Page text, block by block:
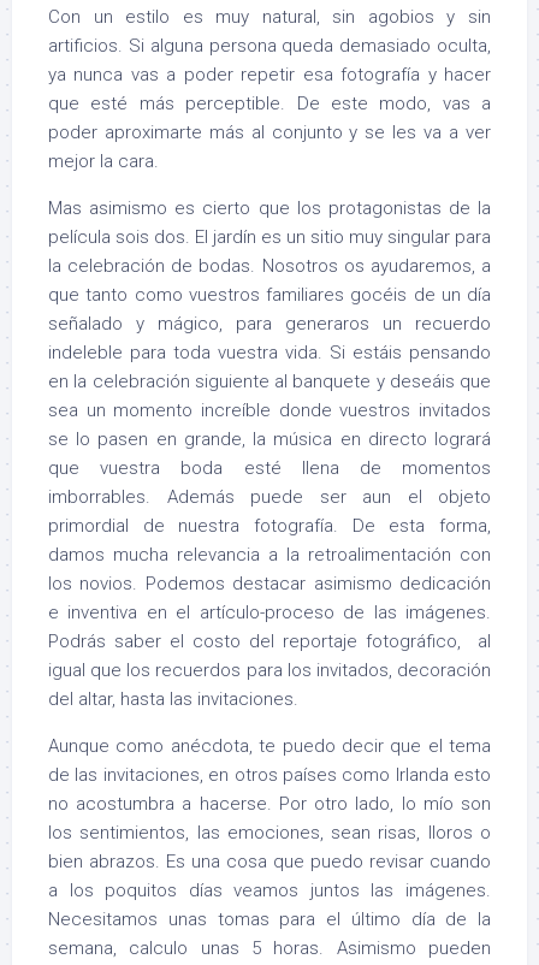
Con un estilo es muy natural, sin agobios y sin
artificios. Si alguna persona queda demasiado oculta,
ya nunca vas a poder repetir esa fotografía y hacer
que esté más perceptible. De este modo, vas a
poder aproximarte más al conjunto y se les va a ver
mejor la cara.
Mas asimismo es cierto que los protagonistas de la
película sois dos. El jardín es un sitio muy singular para
la celebración de bodas. Nosotros os ayudaremos, a
que tanto como vuestros familiares gocéis de un día
señalado y mágico, para generaros un recuerdo
indeleble para toda vuestra vida. Si estáis pensando
en la celebración siguiente al banquete y deseáis que
sea un momento increíble donde vuestros invitados
se lo pasen en grande, la música en directo logrará
que vuestra boda esté llena de momentos
imborrables. Además puede ser aun el objeto
primordial de nuestra fotografía. De esta forma,
damos mucha relevancia a la retroalimentación con
los novios. Podemos destacar asimismo dedicación
e inventiva en el artículo-proceso de las imágenes.
Podrás saber el costo del reportaje fotográfico, al
igual que los recuerdos para los invitados, decoración
del altar, hasta las invitaciones.
Aunque como anécdota, te puedo decir que el tema
de las invitaciones, en otros países como Irlanda esto
no acostumbra a hacerse. Por otro lado, lo mío son
los sentimientos, las emociones, sean risas, lloros o
bien abrazos. Es una cosa que puedo revisar cuando
a los poquitos días veamos juntos las imágenes.
Necesitamos unas tomas para el último día de la
semana, calculo unas 5 horas. Asimismo pueden